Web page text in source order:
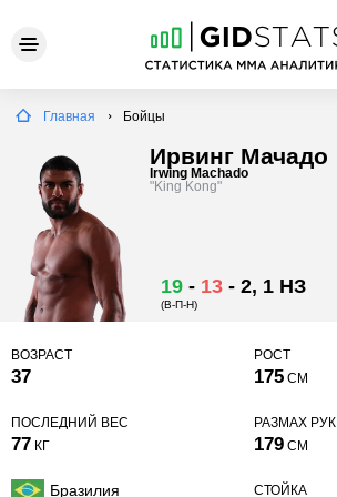
Главная Бойцы
Ирвинг Мачадо
Irwing Machado
"King Kong"
19 - 13 - 2, 1 НЗ
(В-П-Н)
ВОЗРАСТ
37
РОСТ
175 СМ
ПОСЛЕДНИЙ ВЕС
77 КГ
РАЗМАХ РУК
179 СМ
Бразилия
СТОЙКА